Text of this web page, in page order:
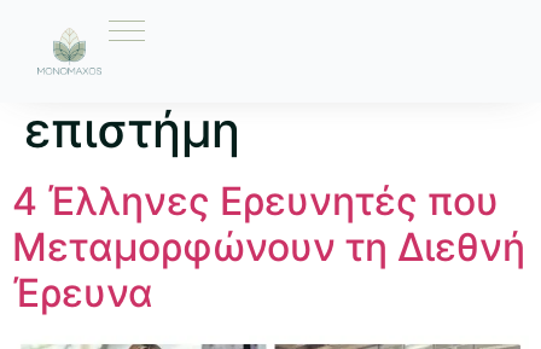
Ετικέτα:
επιστήμη
4 Έλληνες Ερευνητές που
Μεταμορφώνουν τη Διεθνή
Έρευνα